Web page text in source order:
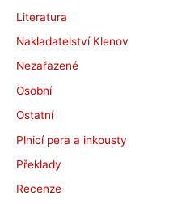
Literatura
Nakladatelství Klenov
Nezařazené
Osobní
Ostatní
Plnicí pera a inkousty
Překlady
Recenze